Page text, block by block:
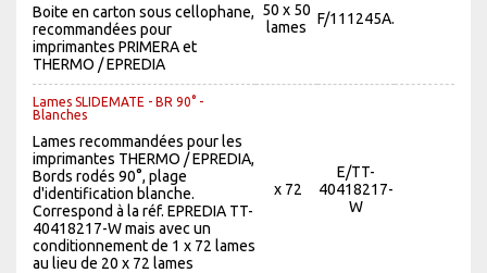
Boite en carton sous cellophane,
recommandées pour
imprimantes PRIMERA et
THERMO / EPREDIA
50 x 50
lames
F/111245A.
Lames SLIDEMATE - BR 90° -
Blanches
Lames recommandées pour les
imprimantes THERMO / EPREDIA,
Bords rodés 90°, plage
d'identification blanche.
Correspond à la réf. EPREDIA TT-
40418217-W mais avec un
conditionnement de 1 x 72 lames
au lieu de 20 x 72 lames
x 72
E/TT-
40418217-
W